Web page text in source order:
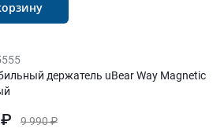
держатель uBear Way Magnetic
9 990 ₽